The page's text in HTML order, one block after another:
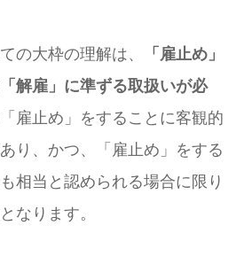
の大枠の理解は、
「雇止め」
解雇」に準ずる取扱いが必
雇止め」をすることに客観的
り、かつ、「雇止め」をする
相当と認められる場合に限り
なります。